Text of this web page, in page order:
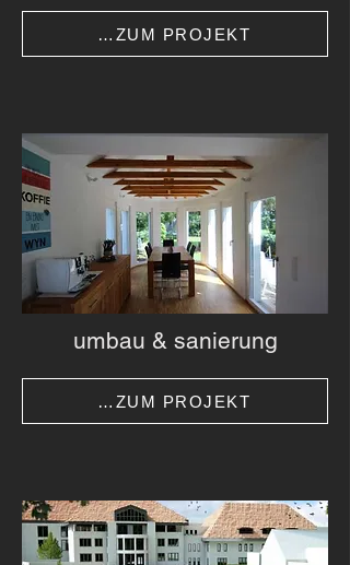
…ZUM PROJEKT
umbau & sanierung
…ZUM PROJEKT